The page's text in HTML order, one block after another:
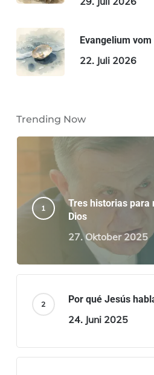
Evangelium
22. Juli 2026
Trending Now
Tres historias para
Dios
27. Oktober 2025
Por qué Jesús
24. Juni 2025